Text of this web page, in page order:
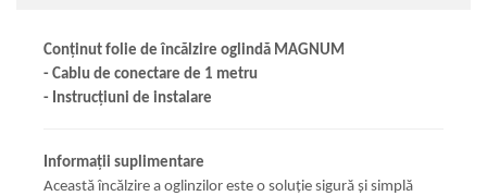
Conținut folie de încălzire oglindă MAGNUM
- Cablu de conectare de 1 metru
- Instrucțiuni de instalare
Informații suplimentare
Această încălzire a oglinzilor este o soluție sigură și simplă